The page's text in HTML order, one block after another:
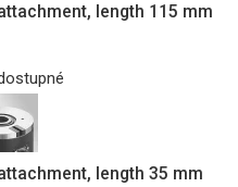
length 115 mm
length 35 mm